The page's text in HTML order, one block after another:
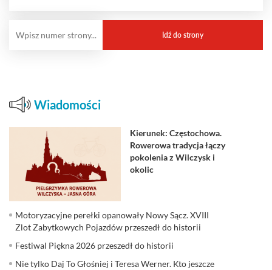
Wiadomości
Kierunek: Częstochowa.
Rowerowa tradycja łączy
pokolenia z Wilczysk i
okolic
Motoryzacyjne perełki opanowały Nowy Sącz. XVIII
Zlot Zabytkowych Pojazdów przeszedł do historii
Festiwal Piękna 2026 przeszedł do historii
Nie tylko Daj To Głośniej i Teresa Werner. Kto jeszcze